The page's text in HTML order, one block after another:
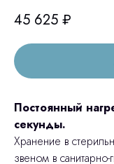
45 625 ₽
Постоянный
секунды.
Хранение в
звеном в